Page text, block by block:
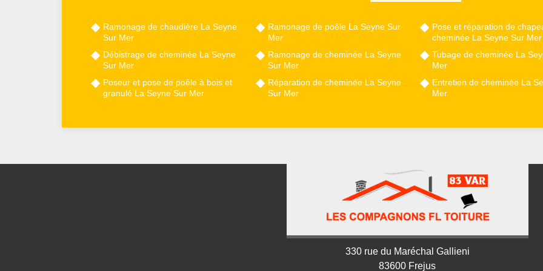
Ramonage de chaudière La Seyne
Sur Mer
Débistrage de cheminée La Seyne
Sur Mer
Poseur et pose de poêle à bois et
granulé La Seyne Sur Mer
Ramonage de poêle La Seyne Sur
Mer
Ramonage de cheminée La Seyne
Sur Mer
Réparation de cheminée La Seyne
Sur Mer
Pose et réparation de
cheminée La Seyne Sur Mer
Tubage de cheminée La
Mer
Entretien de cheminée La
Mer
330 rue du Maréchal Gallieni
83600 Frejus